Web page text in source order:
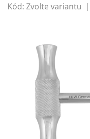
Kód: Zvolte variantu